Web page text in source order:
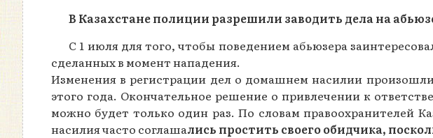
В Казахстане полиции разрешили заводить дела на
С 1 июля для того, чтобы поведением абьюзера
сделанных в момент нападения.
Изменения в регистрации дел о домашнем насилии
этого года. Окончательное решение о привлечении к
можно будет только один раз. По словам правоохранителей
насилия часто соглашались простить своего обидчика,